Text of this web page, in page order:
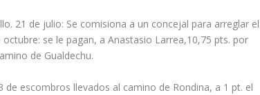
21 de julio: Se comisiona a un concejal para arreglar el
se le pagan, a Anastasio Larrea,10,75 pts. por
de Gualdechu.
escombros llevados al camino de Rondina, a 1 pt. el